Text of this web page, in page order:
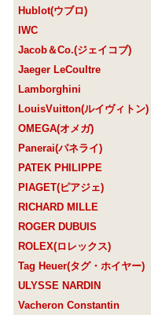
Hublot(ウブロ)
IWC
Jacob＆Co.(ジェイコブ)
Jaeger LeCoultre
Lamborghini
LouisVuitton(ルイヴィトン)
OMEGA(オメガ)
Panerai(パネライ)
PATEK PHILIPPE
PIAGET(ピアジェ)
RICHARD MILLE
ROGER DUBUIS
ROLEX(ロレックス)
Tag Heuer(タグ・ホイヤー)
ULYSSE NARDIN
Vacheron Constantin